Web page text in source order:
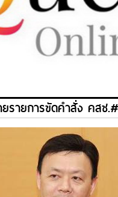
ยรายการขัดคำสั่ง คสช